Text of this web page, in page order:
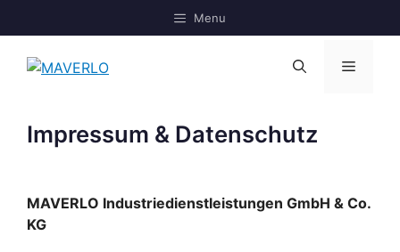
Inhalt
springen
Menu
Menü
Impressum & Datenschutz
MAVERLO Industriedienstleistungen GmbH & Co.
KG